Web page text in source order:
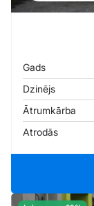
Gads
Dzinējs
Ātrumkārba
Atrodās